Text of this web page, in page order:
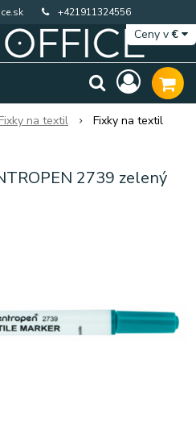
+421911324556
Ceny v€
BTS
Fixky na textil
Fixky na textil
2739 zelený